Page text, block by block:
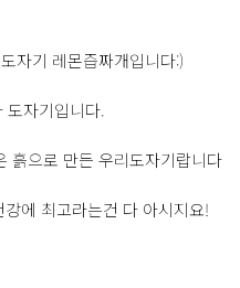
자기 레몬즙짜개입니다:)
도자기입니다.
흙으로 만든 우리도자기랍니다
에 최고라는건 다 아시지요!